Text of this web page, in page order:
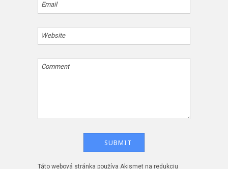
Email
Website
Comment
Táto webová stránka používa Akismet na redukciu